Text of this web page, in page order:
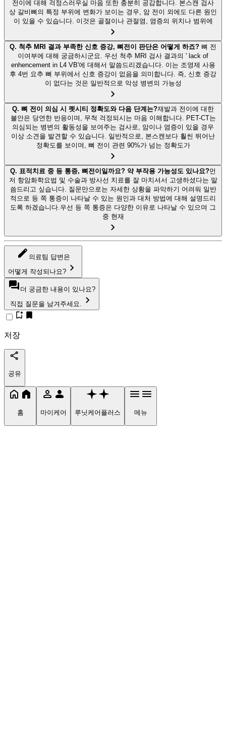
전이에 대해 걱정스러우실 마음 또한 충분히 공감합니다. 본스캔 검사
상 갈비뼈의 특정 부위에 변화가 보이는 경우, 암 전이 외에도 다른 원인
이 있을 수 있습니다. 이것은 골절이나 관절염, 염증의 위치나 범위에
Q. 척추 MRI 결과 부족한 신호 증강, 뼈전이 판단은 어떻게 하죠? 뼈 전
이여부에 대해 궁금하시군요. 우선 척추 MRI 검사 결과의 ' lack of
enhencement in L4 VB'에 대해서 말씀드리겠습니다. 이는 조영제 사용
후 4번 요추 뼈 부위에서 신호 증강이 없음을 의미합니다. 즉, 신호 증강
이 없다는 것은 일반적으로 악성 병변의 가능성
Q. 뼈 전이 의심 시 펫시티 정확도와 다음 단계는?재발과 전이에 대한
불안은 당연한 반응이며, 무척 걱정되시는 마음 이해합니다. PET-CT는
의심되는 병변의 활동성을 보여주는 검사로, 암이나 염증이 있을 경우
이상 소견을 발견할 수 있습니다. 일반적으로, 본스캔보다 훨씬 뛰어난
정확도를 보이며, 뼈 전이 관련 90%가 넘는 정확도가
Q. 표적치료 중 등 통증, 뼈전이일까요? 약 부작용 가능성도 있나요?먼
저 항암화학요법 및 수술과 방사선 치료를 잘 마치셔서 고생하셨다는 말
씀드리고 싶습니다. 질문만으로는 자세한 상황을 파악하기 어려워 일반
적으로 등 쪽 통증이 나타날 수 있는 원인과 대처 방법에 대해 설명드리
도록 하겠습니다.우선 등 쪽 통증은 다양한 이유로 나타날 수 있으며 그
중 현재
의료팀 답변은
어떻게 작성되나요?
더 궁금한 내용이 있나요?
직접 질문을 남겨주세요.
저장
공유
홈 마이케어 루닛케어플러스 메뉴